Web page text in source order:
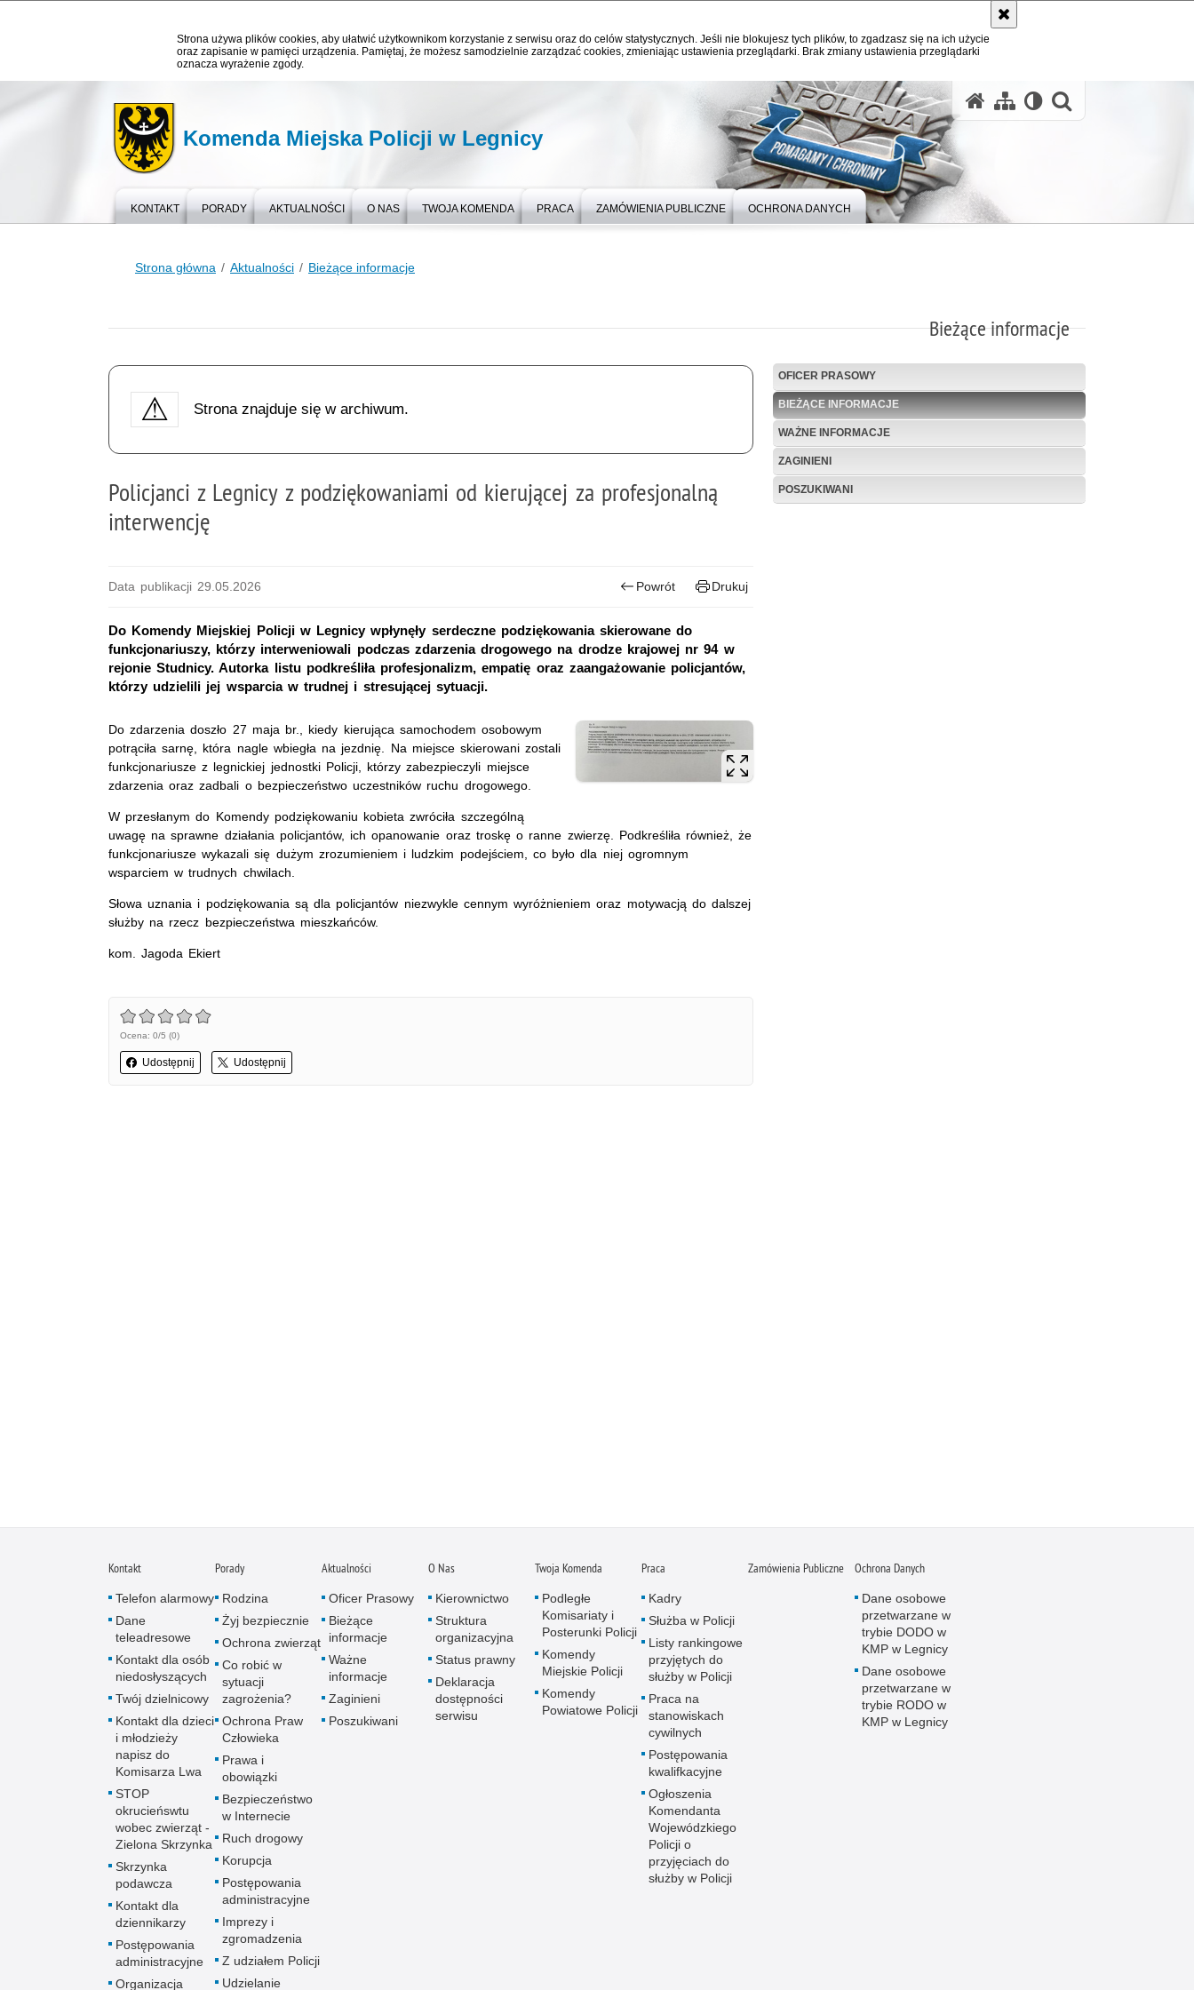
Strona używa plików cookies, aby ułatwić użytkownikom korzystanie z serwisu oraz do celów statystycznych. Jeśli nie blokujesz tych plików, to zgadzasz się na ich użycie
oraz zapisanie w pamięci urządzenia. Pamiętaj, że możesz samodzielnie zarządzać cookies, zmieniając ustawienia przeglądarki. Brak zmiany ustawienia przeglądarki
oznacza wyrażenie zgody.
Komenda Miejska Policji w Legnicy
KONTAKT PORADY AKTUALNOŚCI O NAS TWOJA KOMENDA PRACA ZAMÓWIENIA PUBLICZNE OCHRONA DANYCH
Strona główna Aktualności Bieżące informacje
Bieżące informacje
Strona znajduje się w archiwum.
Policjanci z Legnicy z podziękowaniami od kierującej za profesjonalną
interwencję
Data publikacji 29.05.2026 Powrót Drukuj
Do Komendy Miejskiej Policji w Legnicy wpłynęły serdeczne podziękowania skierowane do
funkcjonariuszy, którzy interweniowali podczas zdarzenia drogowego na drodze krajowej nr 94 w
rejonie Studnicy. Autorka listu podkreśliła profesjonalizm, empatię oraz zaangażowanie policjantów,
którzy udzielili jej wsparcia w trudnej i stresującej sytuacji.
Do zdarzenia doszło 27 maja br., kiedy kierująca samochodem osobowym
potrąciła sarnę, która nagle wbiegła na jezdnię. Na miejsce skierowani zostali
funkcjonariusze z legnickiej jednostki Policji, którzy zabezpieczyli miejsce
zdarzenia oraz zadbali o bezpieczeństwo uczestników ruchu drogowego.
W przesłanym do Komendy podziękowaniu kobieta zwróciła szczególną
uwagę na sprawne działania policjantów, ich opanowanie oraz troskę o ranne zwierzę. Podkreśliła również, że
funkcjonariusze wykazali się dużym zrozumieniem i ludzkim podejściem, co było dla niej ogromnym
wsparciem w trudnych chwilach.
Słowa uznania i podziękowania są dla policjantów niezwykle cennym wyróżnieniem oraz motywacją do dalszej
służby na rzecz bezpieczeństwa mieszkańców.
kom. Jagoda Ekiert
Ocena: 0/5 (0)
Udostępnij Udostępnij
OFICER PRASOWY
BIEŻĄCE INFORMACJE
WAŻNE INFORMACJE
ZAGINIENI
POSZUKIWANI
Kontakt
Telefon alarmowy
Dane
teleadresowe
Kontakt dla osób
niedosłyszących
Twój dzielnicowy
Kontakt dla dzieci
i młodzieży
napisz do
Komisarza Lwa
STOP
okrucieńswtu
wobec zwierząt -
Zielona Skrzynka
Skrzynka
podawcza
Kontakt dla
dziennikarzy
Postępowania
administracyjne
Organizacja
Porady
Rodzina
Żyj bezpiecznie
Ochrona zwierząt
Co robić w
sytuacji
zagrożenia?
Ochrona Praw
Człowieka
Prawa i
obowiązki
Bezpieczeństwo
w Internecie
Ruch drogowy
Korupcja
Postępowania
administracyjne
Imprezy i
zgromadzenia
Z udziałem Policji
Udzielanie
Aktualności
Oficer Prasowy
Bieżące
informacje
Ważne
informacje
Zaginieni
Poszukiwani
O Nas
Kierownictwo
Struktura
organizacyjna
Status prawny
Deklaracja
dostępności
serwisu
Twoja Komenda
Podległe
Komisariaty i
Posterunki Policji
Komendy
Miejskie Policji
Komendy
Powiatowe Policji
Praca
Kadry
Służba w Policji
Listy rankingowe
przyjętych do
służby w Policji
Praca na
stanowiskach
cywilnych
Postępowania
kwalifkacyjne
Ogłoszenia
Komendanta
Wojewódzkiego
Policji o
przyjęciach do
służby w Policji
Zamówienia Publiczne Ochrona Danych
Dane osobowe
przetwarzane w
trybie DODO w
KMP w Legnicy
Dane osobowe
przetwarzane w
trybie RODO w
KMP w Legnicy